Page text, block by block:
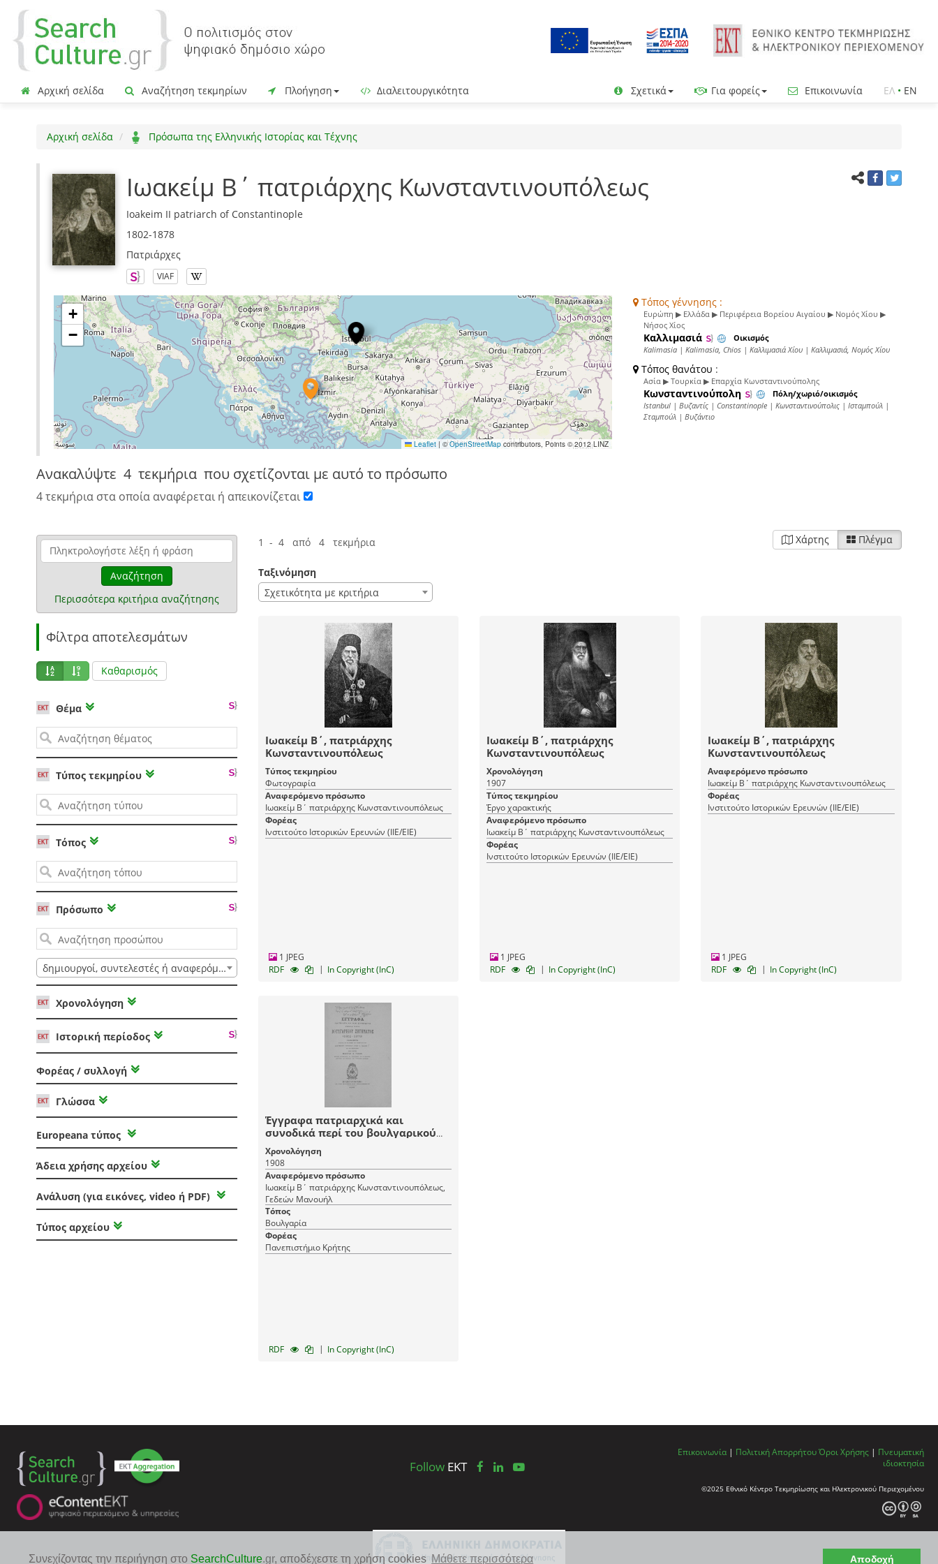
Συνεχίζοντας την περιήγηση στο SearchCulture.gr, αποδέχεστε τη χρήση cookies Μάθετε περισσότερα Αποδοχή
Αρχική σελίδα Αναζήτηση τεκμηρίων Πλοήγηση Διαλειτουργικότητα Σχετικά Για φορείς Επικοινωνία ΕΛ • EN
Αρχική σελίδα Πρόσωπα της Ελληνικής Ιστορίας και Τέχνης
Ιωακείμ Β΄ πατριάρχης Κωνσταντινουπόλεως
Ioakeim II patriarch of Constantinople
1802-1878
Πατριάρχες
VIAF
+
−
Leaflet | ©OpenStreetMap contributors, Points © 2012 LINZ
Τόπος γέννησης :
Ευρώπη ▶ Ελλάδα ▶ Περιφέρεια Βορείου Αιγαίου ▶ Νομός Χίου ▶
Νήσος Χίος
Καλλιμασιά Οικισμός
Kalimasia | Kalimasia, Chios | Καλλιμασιά Χίου | Καλλιμασιά, Νομός Χίου
Τόπος θανάτου :
Ασία ▶ Τουρκία ▶ Επαρχία Κωνσταντινούπολης
Κωνσταντινούπολη Πόλη/χωριό/οικισμός
Istanbul | Βυζαντίς | Constantinople | Κωνσταντινούπολις | Ισταμπούλ |
Σταμπούλ | Βυζάντιο
Ανακαλύψτε 4 τεκμήρια που σχετίζονται με αυτό το πρόσωπο
4 τεκμήρια στα οποία αναφέρεται ή απεικονίζεται
Αναζήτηση
Περισσότερα κριτήρια αναζήτησης
Φίλτρα αποτελεσμάτων
Καθαρισμός
Θέμα
Τύπος τεκμηρίου
Τόπος
Πρόσωπο
δημιουργοί, συντελεστές ή αναφερόμενοι
Χρονολόγηση
Ιστορική περίοδος
Φορέας / συλλογή
Γλώσσα
Europeana τύπος
Άδεια χρήσης αρχείου
Ανάλυση (για εικόνες, video ή PDF)
Τύπος αρχείου
1 - 4 από 4 τεκμήρια Χάρτης Πλέγμα
Ταξινόμηση
Σχετικότητα με κριτήρια
Ιωακείμ Β΄, πατριάρχης
Κωνσταντινουπόλεως
Τύπος τεκμηρίου
Φωτογραφία
Αναφερόμενο πρόσωπο
Ιωακείμ Β΄ πατριάρχης Κωνσταντινουπόλεως
Φορέας
Ινστιτούτο Ιστορικών Ερευνών (ΙΙΕ/ΕΙΕ)
1 JPEG
RDF
| In Copyright (InC)
Ιωακείμ Β΄, πατριάρχης
Κωνσταντινουπόλεως
Χρονολόγηση
1907
Τύπος τεκμηρίου
Έργο χαρακτικής
Αναφερόμενο πρόσωπο
Ιωακείμ Β΄ πατριάρχης Κωνσταντινουπόλεως
Φορέας
Ινστιτούτο Ιστορικών Ερευνών (ΙΙΕ/ΕΙΕ)
1 JPEG
RDF
| In Copyright (InC)
Ιωακείμ Β΄, πατριάρχης
Κωνσταντινουπόλεως
Αναφερόμενο πρόσωπο
Ιωακείμ Β΄ πατριάρχης Κωνσταντινουπόλεως
Φορέας
Ινστιτούτο Ιστορικών Ερευνών (ΙΙΕ/ΕΙΕ)
1 JPEG
RDF
| In Copyright (InC)
Έγγραφα πατριαρχικά και
συνοδικά περί του βουλγαρικού
ζητήματος (1852-1873) /
Εκδιδομένα ευλογία και κελεύσει
του παναγιωτάτου οικουμενικού
Πατριάρχου κυρίου κ. Ιωακείμ Γ΄
του από Θεσσαλονίκης
επιστατούντος Μανουήλ Ιω.
Γεδεών ___
Χρονολόγηση
1908
Αναφερόμενο πρόσωπο
Ιωακείμ Β΄ πατριάρχης Κωνσταντινουπόλεως,
Γεδεών Μανουήλ
Τόπος
Βουλγαρία
Φορέας
Πανεπιστήμιο Κρήτης
RDF | In Copyright (InC)
FollowEKT
Επικοινωνία | Πολιτική ΑπορρήτουΌροι Χρήσης | Πνευματική
ιδιοκτησία
©2025 Εθνικό Κέντρο Τεκμηρίωσης και Ηλεκτρονικού Περιεχομένου